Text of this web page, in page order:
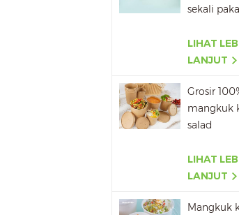
sekali
pulang
LIHAT
LANJUT
Grosir
mangkuk
salad
pla
LIHAT
LANJUT
Mangkuk